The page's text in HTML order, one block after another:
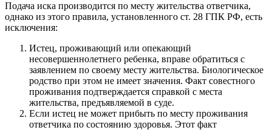
Подача иска производится по месту жительства ответчика,
однако из этого правила, установленного ст. 28 ГПК РФ, есть
исключения:
Истец, проживающий или опекающий
несовершеннолетнего ребенка, вправе обратиться с
заявлением по своему месту жительства. Биологическое
родство при этом не имеет значения. Факт совестного
проживания подтверждается справкой с места
жительства, предъявляемой в суде.
Если истец не может прибыть по месту проживания
ответчика по состоянию здоровья. Этот факт